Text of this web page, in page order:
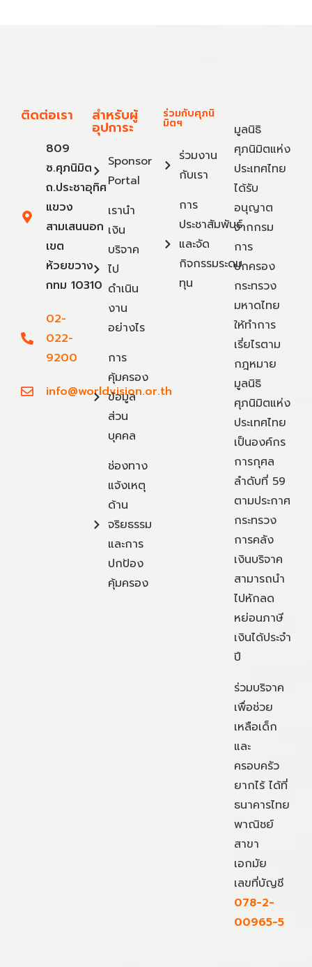
ติดต่อเรา
809
ซ.ศุภนิมิต
ถ.ประชาอุทิศ
แขวง
สามเสนนอก
เขต
ห้วยขวาง
กทม 10310
02-
022-
9200
info@worldvision.or.th
สำหรับผู้
อุปการะ
Sponsor
Portal
เรานำ
เงิน
บริจาค
ไป
ดำเนิน
งาน
อย่างไร
การ
คุ้มครอง
ข้อมูล
ส่วน
บุคคล
ช่องทาง
แจ้งเหตุ
ด้าน
จริยธรรม
และการ
ปกป้อง
คุ้มครอง
ร่วมกับศุภนิ
มิตฯ
ร่วมงาน
กับเรา
การ
ประชาสัมพันธ์
และจัด
กิจกรรมระดม
ทุน
มูลนิธิ
ศุภนิมิตแห่ง
ประเทศไทย
ได้รับ
อนุญาต
จากกรม
การ
ปกครอง
กระทรวง
มหาดไทย
ให้ทำการ
เรี่ยไรตาม
กฎหมาย
มูลนิธิ
ศุภนิมิตแห่ง
ประเทศไทย
เป็นองค์กร
การกุศล
ลำดับที่ 59
ตามประกาศ
กระทรวง
การคลัง
เงินบริจาค
สามารถนำ
ไปหักลด
หย่อนภาษี
เงินได้ประจำ
ปี
ร่วมบริจาค
เพื่อช่วย
เหลือเด็ก
และ
ครอบครัว
ยากไร้ ได้ที่
ธนาคารไทย
พาณิชย์
สาขา
เอกมัย
เลขที่บัญชี
078-2-
00965-5